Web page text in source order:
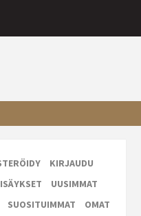
KIRJAUDU
UUSIMMAT
SUOSITUIMMAT
OMAT